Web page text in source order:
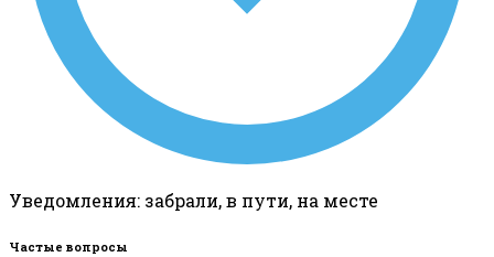
Уведомления: забрали, в пути, на месте
Частые вопросы